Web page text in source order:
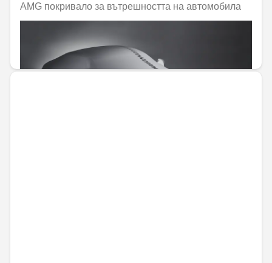
AMG покривало за вътрешността на автомобила
576,82 € / 1128,15 лв.